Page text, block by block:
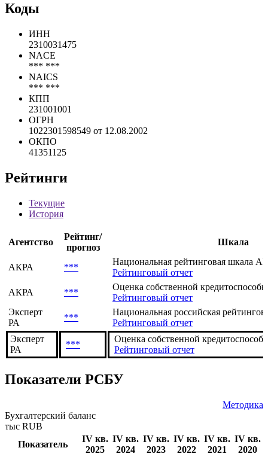
Коды
ИНН
2310031475
NACE
*** ***
NAICS
*** ***
КПП
231001001
ОГРН
1022301598549 от 12.08.2002
ОКПО
41351125
Рейтинги
Текущие
История
Агентство
Рейтинг/
прогноз
Шкала
АКРА ***
Национальная рейтинговая шкала
Рейтинговый отчет
АКРА
***
Оценка собственной
Рейтинговый отчет
Эксперт
РА
***
Национальная российская
Рейтинговый отчет
Эксперт
РА
***
Оценка собственной
Рейтинговый отчет
Показатели РСБУ
Методика
Бухгалтерский баланс
тыс RUB
Показатель
IV кв.
2025
IV кв.
2024
IV кв.
2023
IV кв.
2022
IV кв.
2021
IV кв.
2020